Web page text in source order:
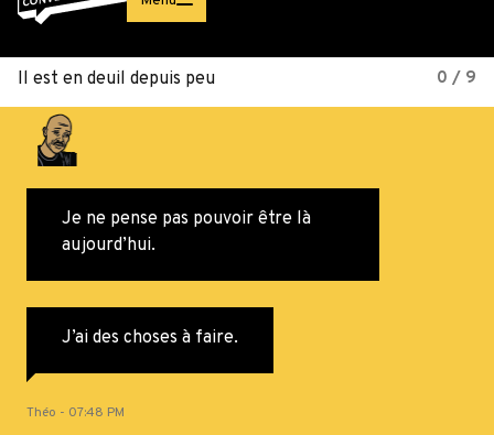
Il est en deuil depuis peu 0 / 9
Je ne pense pas pouvoir être là
aujourd’hui.
J’ai des choses à faire.
Théo - 07:48 PM